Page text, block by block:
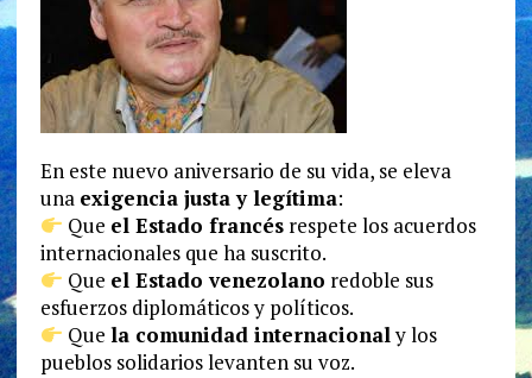
En este nuevo aniversario de su vida, se eleva
una exigencia justa y legítima:
Que el Estado francésrespete los acuerdos
internacionales que ha suscrito.
Que el Estado venezolano redoble sus
esfuerzos diplomáticos y políticos.
Que la comunidad internacionaly los
pueblos solidarios levanten su voz.